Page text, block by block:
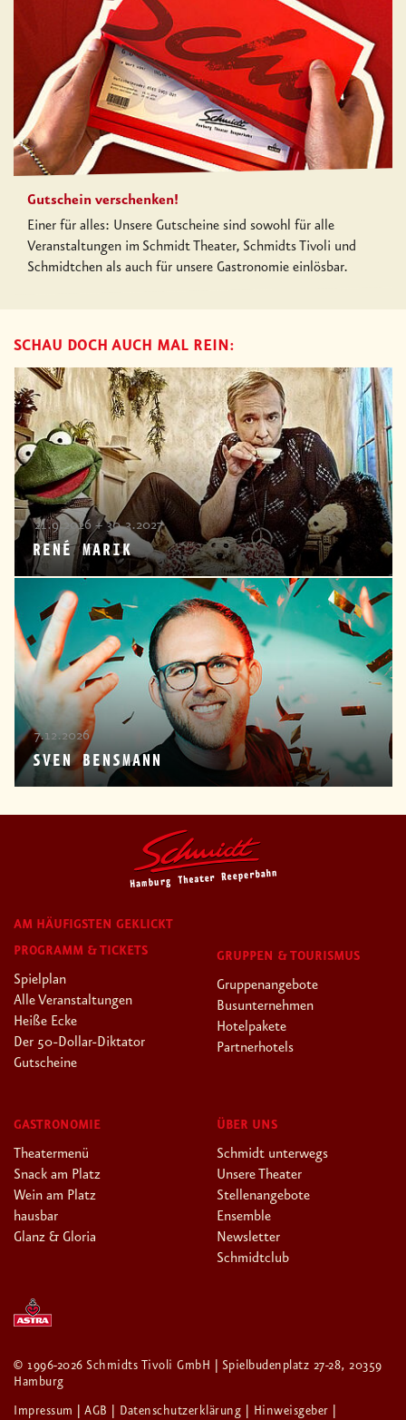
Gutschein verschenken!
Einer für alles: Unsere Gutscheine sind sowohl für alle
Veranstaltungen im Schmidt Theater, Schmidts Tivoli und
Schmidtchen als auch für unsere Gastronomie einlösbar.
SCHAU DOCH AUCH MAL REIN:
21.9.2026 + 30.3.2027
RENÉ MARIK
7.12.2026
SVEN BENSMANN
AM HÄUFIGSTEN GEKLICKT
PROGRAMM & TICKETS
Spielplan
Alle Veranstaltungen
Heiße Ecke
Der 50-Dollar-Diktator
Gutscheine
GRUPPEN & TOURISMUS
Gruppenangebote
Busunternehmen
Hotelpakete
Partnerhotels
GASTRONOMIE
Theatermenü
Snack am Platz
Wein am Platz
hausbar
Glanz & Gloria
ÜBER UNS
Schmidt unterwegs
Unsere Theater
Stellenangebote
Ensemble
Newsletter
Schmidtclub
© 1996-2026 Schmidts Tivoli GmbH | Spielbudenplatz 27-28, 20359
Hamburg
Impressum
| AGB | Datenschutzerklärung | Hinweisgeber